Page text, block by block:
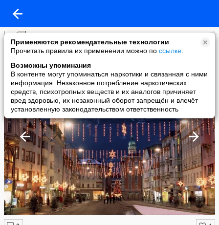
Применяются рекомендательные технологии
Прочитать правила их применении можно по ссылке
Возможны упоминания
В контенте могут упоминаться наркотики и связанная с ними
информация. Незаконное потребление наркотических
средств, психотропных веществ и их аналогов причиняет
вред здоровью, их незаконный оборот запрещён и влечёт
установленную законодательством ответственность
Наталья Сергеевна Логинова
added a photo
16 Dec в 22:25